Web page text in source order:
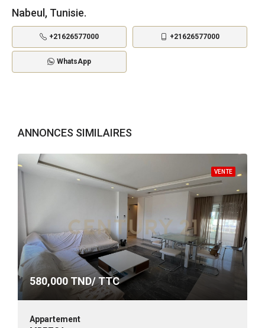
Nabeul, Tunisie.
+21626577000 +21626577000
WhatsApp
ANNONCES SIMILAIRES
VENTE
580,000 TND/ TTC
Appartement